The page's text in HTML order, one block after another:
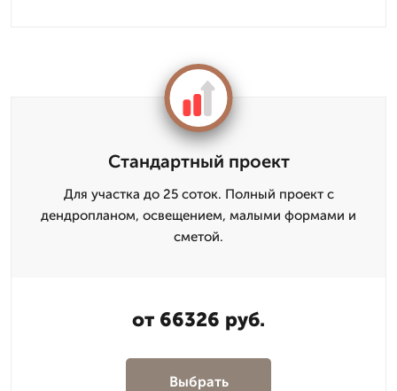
Стандартный проект
Для участка до 25 соток. Полный проект с
дендропланом, освещением, малыми формами и
сметой.
от 66326 руб.
Выбрать